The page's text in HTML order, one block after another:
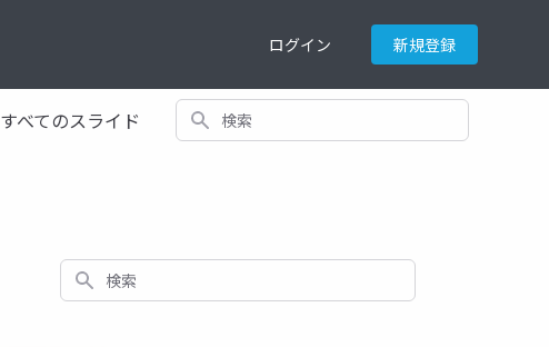
ログイン 新規登録
すべてのスライド 検索
検索